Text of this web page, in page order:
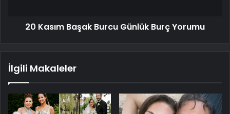
20 Kasım Başak Burcu Günlük Burç Yorumu
İlgili Makaleler